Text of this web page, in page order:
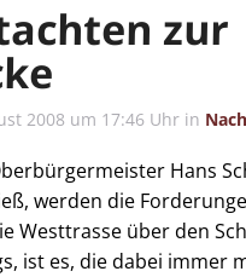
zur
2008 um 17:46 Uhr in
Hans
werden die
Westtrasse über den
ist es, die dabei immer